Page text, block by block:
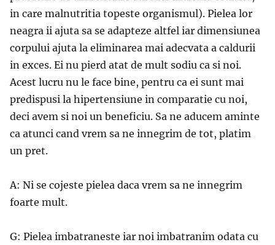
in care malnutritia topeste organismul). Pielea lor
neagra ii ajuta sa se adapteze altfel iar dimensiunea
corpului ajuta la eliminarea mai adecvata a caldurii
in exces. Ei nu pierd atat de mult sodiu ca si noi.
Acest lucru nu le face bine, pentru ca ei sunt mai
predispusi la hipertensiune in comparatie cu noi,
deci avem si noi un beneficiu. Sa ne aducem aminte
ca atunci cand vrem sa ne innegrim de tot, platim
un pret.
A: Ni se cojeste pielea daca vrem sa ne innegrim
foarte mult.
G: Pielea imbatraneste iar noi imbatranim odata cu